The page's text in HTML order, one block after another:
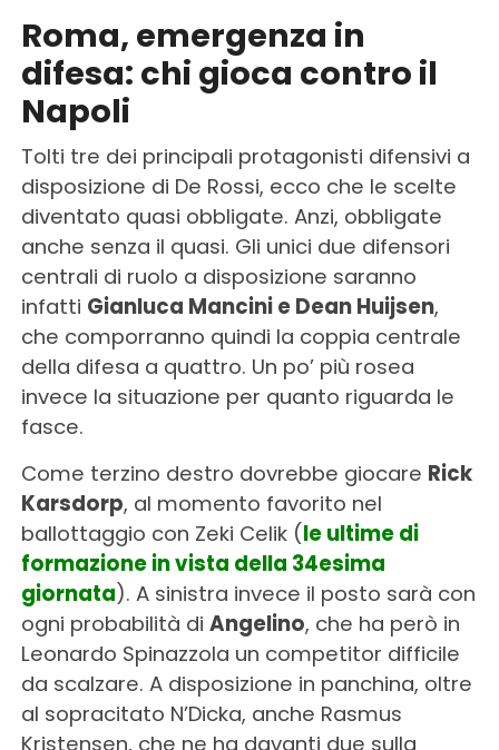
Roma, emergenza in
difesa: chi gioca contro il
Napoli
Tolti tre dei principali protagonisti difensivi a
disposizione di De Rossi, ecco che le scelte
diventato quasi obbligate. Anzi, obbligate
anche senza il quasi. Gli unici due difensori
centrali di ruolo a disposizione saranno
infatti Gianluca Mancini e Dean Huijsen,
che comporranno quindi la coppia centrale
della difesa a quattro. Un po’ più rosea
invece la situazione per quanto riguarda le
fasce.
Come terzino destro dovrebbe giocare Rick
Karsdorp, al momento favorito nel
ballottaggio con Zeki Celik (le ultime di
formazione in vista della 34esima
giornata). A sinistra invece il posto sarà con
ogni probabilità di Angelino, che ha però in
Leonardo Spinazzola un competitor difficile
da scalzare. A disposizione in panchina, oltre
al sopracitato N’Dicka, anche Rasmus
Kristensen, che ne ha davanti due sulla